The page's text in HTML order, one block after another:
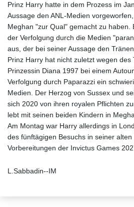
Prinz Harry hatte in dem Prozess im
Aussage den ANL-Medien
Meghan "zur Qual" gemacht zu haben.
der Verfolgung durch die Medien
aus, der bei seiner Aussage den
Prinz Harry hat nicht zuletzt wegen des
Prinzessin Diana 1997 bei einem
Verfolgung durch Paparazzi ein
Medien. Der Herzog von Sussex und
sich 2020 von ihren royalen Pflichten
lebt mit seinen beiden Kindern in
Am Montag war Harry allerdings in
des fünftägigen Besuchs in seiner
Vorbereitungen der Invictus Games
L.Sabbadin--IM